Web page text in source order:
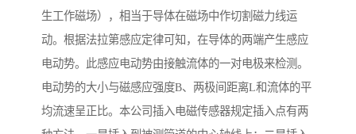
生工作磁场），相当于导体在磁场中作切割磁力线运
动。根据法拉第感应定律可知，在导体的两端产生感应
电动势。此感应电动势由接触流体的一对电极来检测。
电动势的大小与磁感应强度B、两极间距离L和流体的平
均流速呈正比。本公司插入电磁传感器规定插入点有两